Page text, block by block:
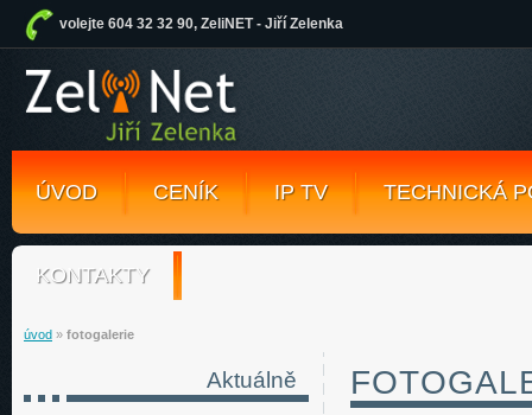
volejte 604 32 32 90, ZeliNET - Jiří Zelenka
ÚVOD CENÍK IP TV TECHNICKÁ
KONTAKTY
úvod » fotogalerie
Aktuálně